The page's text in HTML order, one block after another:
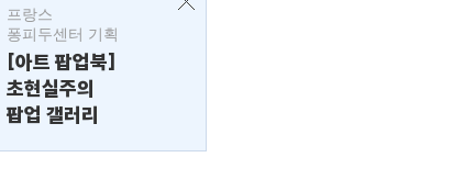
프랑스
퐁피두센터 기획
[아트 팝업북]
초현실주의
팝업 갤러리